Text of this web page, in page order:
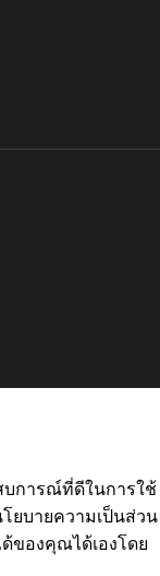
บการณ์ที่ดีในการใช้
ยบายความเป็นส่วน
ของคุณได้เองโดย